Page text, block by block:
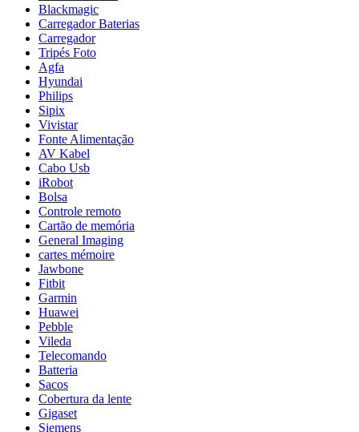
Blackmagic
Carregador Baterias
Carregador
Tripés Foto
Agfa
Hyundai
Philips
Sipix
Vivistar
Fonte Alimentação
AV Kabel
Cabo Usb
iRobot
Bolsa
Controle remoto
Cartão de memória
General Imaging
cartes mémoire
Jawbone
Fitbit
Garmin
Huawei
Pebble
Vileda
Telecomando
Batteria
Sacos
Cobertura da lente
Gigaset
Siemens